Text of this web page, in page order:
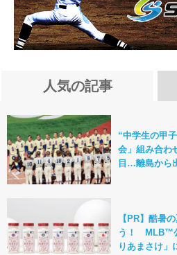
人気の記事
“中学生の甲
会」組み合わ
目…離島から
【PR】酷暑
う！ MLB™
りあまさけ」